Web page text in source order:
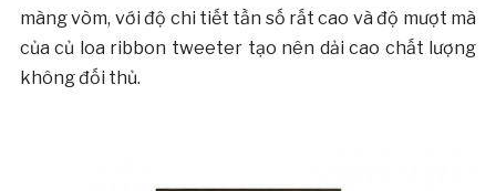
màng vòm, với độ chi tiết tần số rất cao và độ mượt mà
của củ loa ribbon tweeter tạo nên dải cao chất lượng
không đối thủ.